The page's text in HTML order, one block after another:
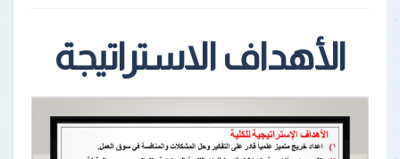
الأهداف الاستراتيجة